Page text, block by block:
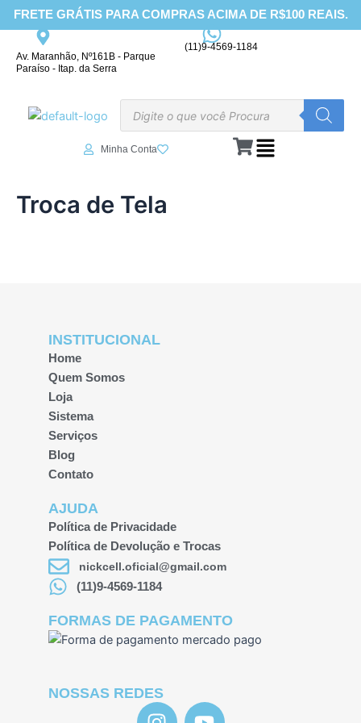
para
conteúdo
FRETE GRÁTIS PARA COMPRAS ACIMA DE R$100 REAIS.
Av. Maranhão, Nº161B - Parque
Paraíso - Itap. da Serra
(11)9-4569-1184
produtos
Minha Conta
Troca de Tela
INSTITUCIONAL
Home
Quem Somos
Loja
Sistema
Serviços
Blog
Contato
AJUDA
Política de Privacidade
Política de Devolução e Trocas
nickcell.oficial@gmail.com
(11)9-4569-1184
FORMAS DE PAGAMENTO
NOSSAS REDES
I
Y